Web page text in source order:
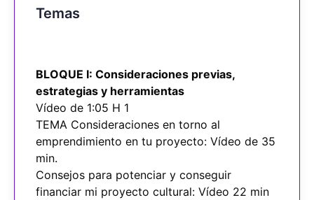
Temas
BLOQUE I: Consideraciones previas,
estrategias y herramientas
Vídeo de 1:05 H 1
TEMA Consideraciones en torno al
emprendimiento en tu proyecto: Vídeo de 35
min.
Consejos para potenciar y conseguir
financiar mi proyecto cultural: Vídeo 22 min